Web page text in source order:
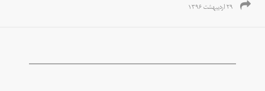
۲۹ اردیبهشت ۱۳۹۶